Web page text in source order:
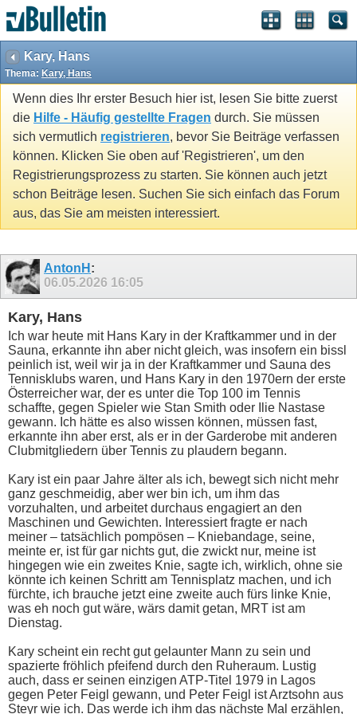
Kary, Hans
Thema: Kary, Hans
Wenn dies Ihr erster Besuch hier ist, lesen Sie bitte zuerst
die Hilfe - Häufig gestellte Fragen durch. Sie müssen
sich vermutlich registrieren, bevor Sie Beiträge verfassen
können. Klicken Sie oben auf 'Registrieren', um den
Registrierungsprozess zu starten. Sie können auch jetzt
schon Beiträge lesen. Suchen Sie sich einfach das Forum
aus, das Sie am meisten interessiert.
AntonH :
06.05.2026 16:05
Kary, Hans
Ich war heute mit Hans Kary in der Kraftkammer und in der
Sauna, erkannte ihn aber nicht gleich, was insofern ein bissl
peinlich ist, weil wir ja in der Kraftkammer und Sauna des
Tennisklubs waren, und Hans Kary in den 1970ern der erste
Österreicher war, der es unter die Top 100 im Tennis
schaffte, gegen Spieler wie Stan Smith oder Ilie Nastase
gewann. Ich hätte es also wissen können, müssen fast,
erkannte ihn aber erst, als er in der Garderobe mit anderen
Clubmitgliedern über Tennis zu plaudern begann.
Kary ist ein paar Jahre älter als ich, bewegt sich nicht mehr
ganz geschmeidig, aber wer bin ich, um ihm das
vorzuhalten, und arbeitet durchaus engagiert an den
Maschinen und Gewichten. Interessiert fragte er nach
meiner – tatsächlich pompösen – Kniebandage, seine,
meinte er, ist für gar nichts gut, die zwickt nur, meine ist
hingegen wie ein zweites Knie, sagte ich, wirklich, ohne sie
könnte ich keinen Schritt am Tennisplatz machen, und ich
fürchte, ich brauche jetzt eine zweite auch fürs linke Knie,
was eh noch gut wäre, wärs damit getan, MRT ist am
Dienstag.
Kary scheint ein recht gut gelaunter Mann zu sein und
spazierte fröhlich pfeifend durch den Ruheraum. Lustig
auch, dass er seinen einzigen ATP-Titel 1979 in Lagos
gegen Peter Feigl gewann, und Peter Feigl ist Arztsohn aus
Steyr wie ich. Das werde ich ihm das nächste Mal erzählen,